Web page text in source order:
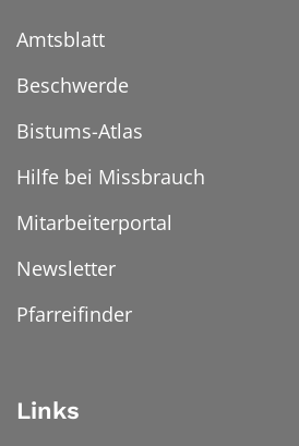
Amtsblatt
Beschwerde
Bistums-Atlas
Hilfe bei Missbrauch
Mitarbeiterportal
Newsletter
Pfarreifinder
Links